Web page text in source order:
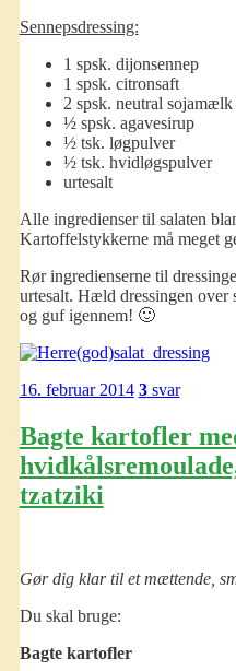
Sennepsdressing:
1 spsk. dijonsennep
1 spsk. citronsaft
2 spsk. neutral sojamælk
½ spsk. agavesirup
½ tsk. løgpulver
½ tsk. hvidløgspulver
urtesalt
Alle ingredienser til salaten
Kartoffelstykkerne må meget
Rør ingredienserne til
urtesalt. Hæld dressingen over
og guf igennem! 🙂
16. februar 2014 3svar
Bagte kartofler
tzatziki
Gør dig klar til et mættende,
Du skal bruge:
Bagte kartofler